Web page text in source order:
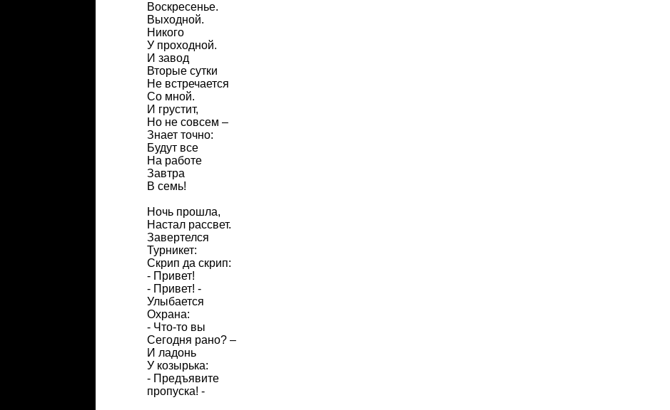
Воскресенье.
Выходной.
Никого
У проходной.
И завод
Вторые сутки
Не встречается
Со мной.
И грустит,
Но не совсем –
Знает точно:
Будут все
На работе
Завтра
В семь!
Ночь прошла,
Настал рассвет.
Завертелся
Турникет:
Скрип да скрип:
- Привет!
- Привет! -
Улыбается
Охрана:
- Что-то вы
Сегодня рано? –
И ладонь
У козырька:
- Предъявите
пропуска! -